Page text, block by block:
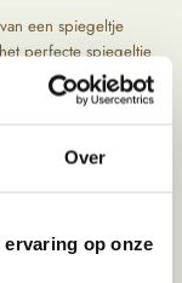
Over
op onze
een spiegeltje
perfecte spiegeltje
winkel en het
ons gerust een appje